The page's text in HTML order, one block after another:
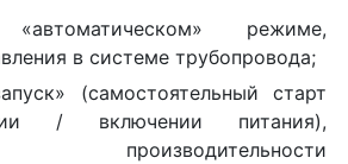
режиме,
в системе трубопровода;
(самостоятельный старт
/ включении питания),
производительности